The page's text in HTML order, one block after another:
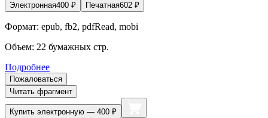
Электронная400 ₽ Печатная602 ₽
Формат: epub, fb2, pdfRead, mobi
Объем: 22 бумажных стр.
Подробнее
Пожаловаться
Читать фрагмент
Купить электронную — 400 ₽